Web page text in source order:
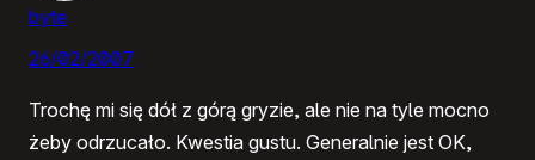
byte
26/02/2007
Trochę mi się dół z górą gryzie, ale nie na tyle mocno
żeby odrzucało. Kwestia gustu. Generalnie jest OK,